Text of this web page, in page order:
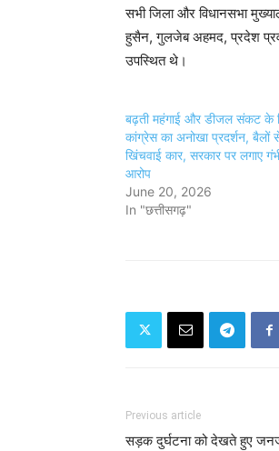
सभी जिला और विधानसभा
हुसैन, गुलजेब अहमद, प्रदेश
उपस्थित थे।
बढ़ती महंगाई और डीजल संकट के
कांग्रेस का अनोखा प्रदर्शन, बैलों
खिंचवाई कार, सरकार पर लगाए
आरोप
June 20, 2026
In "छत्तीसगढ़"
Previous article
सड़क दुर्घटना को देखते हुए